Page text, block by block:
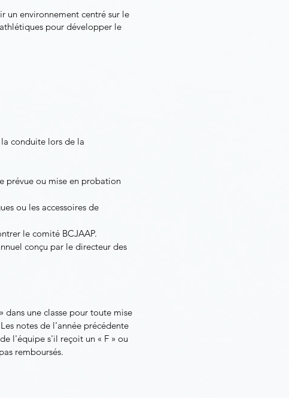
un environnement centré sur le
pour développer le
conduite lors de la
prévue ou mise en probation
ou les accessoires de
le comité BCJAAP.
conçu par le directeur des
dans une classe pour toute mise
notes de l'année précédente
l'équipe s'il reçoit un « F » ou
remboursés.